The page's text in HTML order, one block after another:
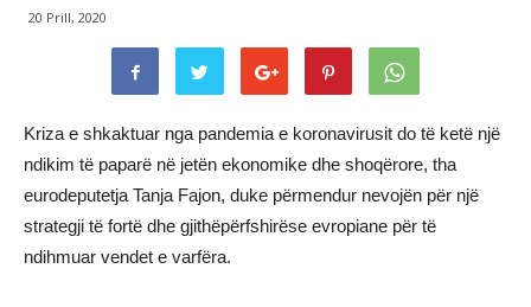
20 Prill, 2020
Kriza e shkaktuar nga pandemia e koronavirusit do të ketë një
ndikim të paparë në jetën ekonomike dhe shoqërore, tha
eurodeputetja Tanja Fajon, duke përmendur nevojën për një
strategji të fortë dhe gjithëpërfshirëse evropiane për të
ndihmuar vendet e varfëra.